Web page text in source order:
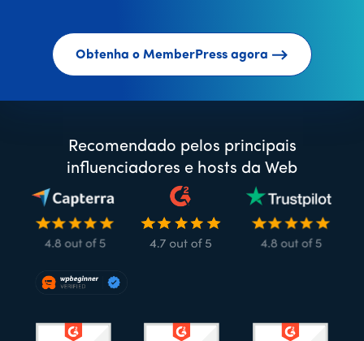
Obtenha o MemberPress agora
Recomendado pelos principais
influenciadores e hosts da Web